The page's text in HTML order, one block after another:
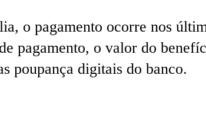
o pagamento ocorre nos
pagamento, o valor do
poupança digitais do banco.